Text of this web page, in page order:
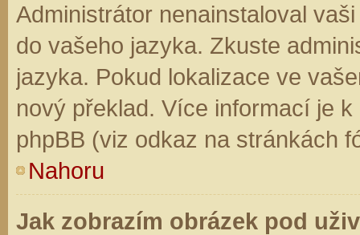
Administrátor nenainstaloval
do vašeho jazyka. Zkuste
jazyka. Pokud lokalizace ve
nový překlad. Více informací je
phpBB (viz odkaz na stránkách
Nahoru
Jak zobrazím obrázek pod